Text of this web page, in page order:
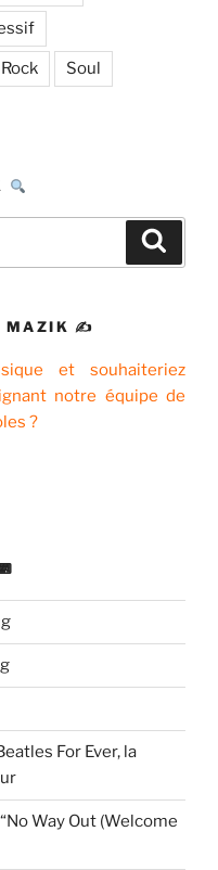
Soul
MAZIK ✍
et souhaiteriez
notre équipe de
?
For Ever, la
Way Out (Welcome